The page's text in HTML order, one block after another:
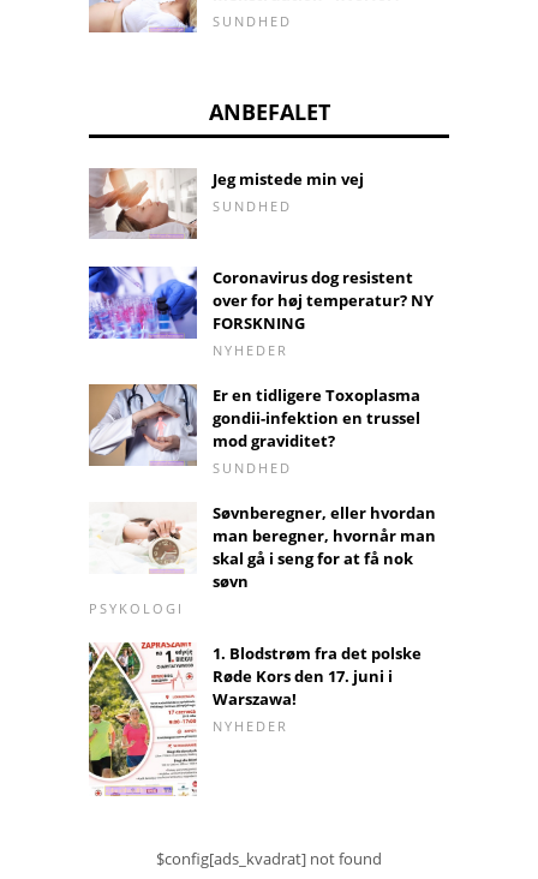
SUNDHED
ANBEFALET
Jeg mistede min vej
SUNDHED
Coronavirus dog resistent
over for høj temperatur? NY
FORSKNING
NYHEDER
Er en tidligere Toxoplasma
gondii-infektion en trussel
mod graviditet?
SUNDHED
Søvnberegner, eller hvordan
man beregner, hvornår man
skal gå i seng for at få nok
søvn
PSYKOLOGI
1. Blodstrøm fra det polske
Røde Kors den 17. juni i
Warszawa!
NYHEDER
$config[ads_kvadrat] not found